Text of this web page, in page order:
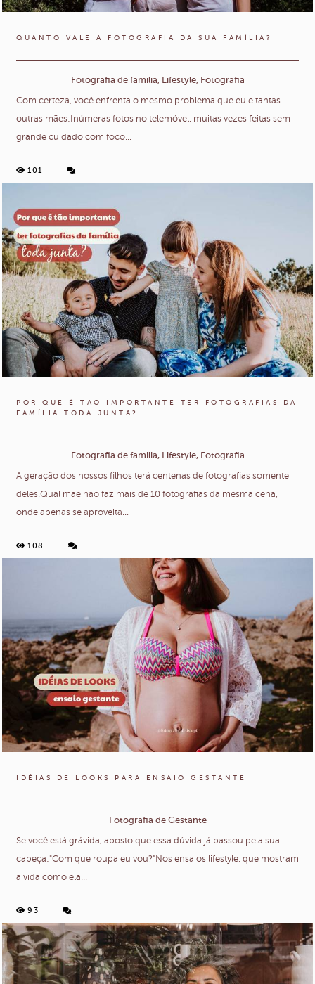
QUANTO VALE A FOTOGRAFIA DA SUA FAMÍLIA?
Fotografia de familia, Lifestyle, Fotografia
101
Com certeza, você enfrenta o mesmo problema que eu e tantas
outras mães:Inúmeras fotos no telemóvel, muitas vezes feitas sem
grande cuidado com foco...
POR QUE É TÃO IMPORTANTE TER FOTOGRAFIAS DA
FAMÍLIA TODA JUNTA?
Fotografia de familia, Lifestyle, Fotografia
108
A geração dos nossos filhos terá centenas de fotografias somente
deles.Qual mãe não faz mais de 10 fotografias da mesma cena,
onde apenas se aproveita...
IDÉIAS DE LOOKS PARA ENSAIO GESTANTE
Fotografia de Gestante
93
Se você está grávida, aposto que essa dúvida já passou pela sua
cabeça:"Com que roupa eu vou?"Nos ensaios lifestyle, que mostram
a vida como ela...